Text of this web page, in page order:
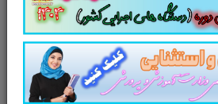
کاربرگ هماهنگی چشم و دست
کاربرگ هماهنگی چشم و دست